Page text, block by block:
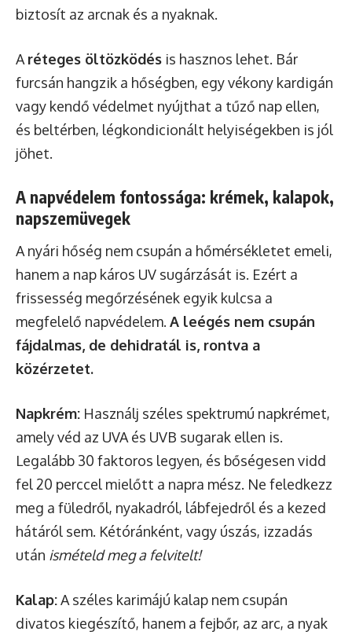
biztosít az arcnak és a nyaknak.
A réteges öltözködés is hasznos lehet. Bár
furcsán hangzik a hőségben, egy vékony kardigán
vagy kendő védelmet nyújthat a tűző nap ellen,
és beltérben, légkondicionált helyiségekben is jól
jöhet.
A napvédelem fontossága: krémek, kalapok,
napszemüvegek
A nyári hőség nem csupán a hőmérsékletet emeli,
hanem a nap káros UV sugárzását is. Ezért a
frissesség megőrzésének egyik kulcsa a
megfelelő napvédelem. A leégés nem csupán
fájdalmas, de dehidratál is, rontva a
közérzetet.
Napkrém: Használj széles spektrumú napkrémet,
amely véd az UVA és UVB sugarak ellen is.
Legalább 30 faktoros legyen, és bőségesen vidd
fel 20 perccel mielőtt a napra mész. Ne feledkezz
meg a füledről, nyakadról, lábfejedről és a kezed
hátáról sem. Kétóránként, vagy úszás, izzadás
után ismételd meg a felvitelt!
Kalap:A széles karimájú kalap nem csupán
divatos kiegészítő, hanem a fejbőr, az arc, a nyak